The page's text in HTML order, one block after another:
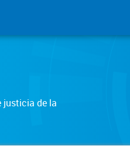
justicia de la